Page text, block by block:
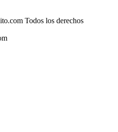
Todos los derechos